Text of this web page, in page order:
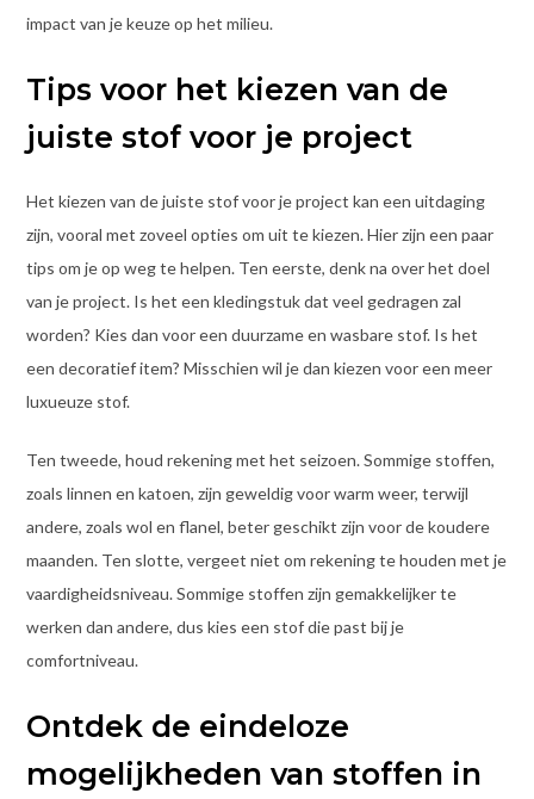
impact van je keuze op het milieu.
Tips voor het kiezen van de
juiste stof voor je project
Het kiezen van de juiste stof voor je project kan een uitdaging
zijn, vooral met zoveel opties om uit te kiezen. Hier zijn een paar
tips om je op weg te helpen. Ten eerste, denk na over het doel
van je project. Is het een kledingstuk dat veel gedragen zal
worden? Kies dan voor een duurzame en wasbare stof. Is het
een decoratief item? Misschien wil je dan kiezen voor een meer
luxueuze stof.
Ten tweede, houd rekening met het seizoen. Sommige stoffen,
zoals linnen en katoen, zijn geweldig voor warm weer, terwijl
andere, zoals wol en flanel, beter geschikt zijn voor de koudere
maanden. Ten slotte, vergeet niet om rekening te houden met je
vaardigheidsniveau. Sommige stoffen zijn gemakkelijker te
werken dan andere, dus kies een stof die past bij je
comfortniveau.
Ontdek de eindeloze
mogelijkheden van stoffen in